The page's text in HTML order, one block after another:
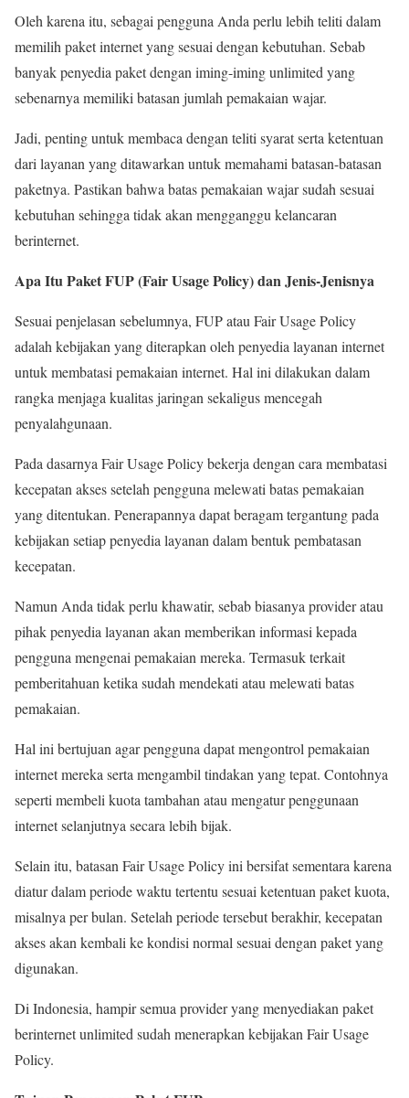
Oleh karena itu, sebagai pengguna Anda perlu lebih teliti dalam
memilih paket internet yang sesuai dengan kebutuhan. Sebab
banyak penyedia paket dengan iming-iming unlimited yang
sebenarnya memiliki batasan jumlah pemakaian wajar.
Jadi, penting untuk membaca dengan teliti syarat serta ketentuan
dari layanan yang ditawarkan untuk memahami batasan-batasan
paketnya. Pastikan bahwa batas pemakaian wajar sudah sesuai
kebutuhan sehingga tidak akan mengganggu kelancaran
berinternet.
Apa Itu Paket FUP (Fair Usage Policy) dan Jenis-Jenisnya
Sesuai penjelasan sebelumnya, FUP atau Fair Usage Policy
adalah kebijakan yang diterapkan oleh penyedia layanan internet
untuk membatasi pemakaian internet. Hal ini dilakukan dalam
rangka menjaga kualitas jaringan sekaligus mencegah
penyalahgunaan.
Pada dasarnya Fair Usage Policy bekerja dengan cara membatasi
kecepatan akses setelah pengguna melewati batas pemakaian
yang ditentukan. Penerapannya dapat beragam tergantung pada
kebijakan setiap penyedia layanan dalam bentuk pembatasan
kecepatan.
Namun Anda tidak perlu khawatir, sebab biasanya provider atau
pihak penyedia layanan akan memberikan informasi kepada
pengguna mengenai pemakaian mereka. Termasuk terkait
pemberitahuan ketika sudah mendekati atau melewati batas
pemakaian.
Hal ini bertujuan agar pengguna dapat mengontrol pemakaian
internet mereka serta mengambil tindakan yang tepat. Contohnya
seperti membeli kuota tambahan atau mengatur penggunaan
internet selanjutnya secara lebih bijak.
Selain itu, batasan Fair Usage Policy ini bersifat sementara karena
diatur dalam periode waktu tertentu sesuai ketentuan paket kuota,
misalnya per bulan. Setelah periode tersebut berakhir, kecepatan
akses akan kembali ke kondisi normal sesuai dengan paket yang
digunakan.
Di Indonesia, hampir semua provider yang menyediakan paket
berinternet unlimited sudah menerapkan kebijakan Fair Usage
Policy.